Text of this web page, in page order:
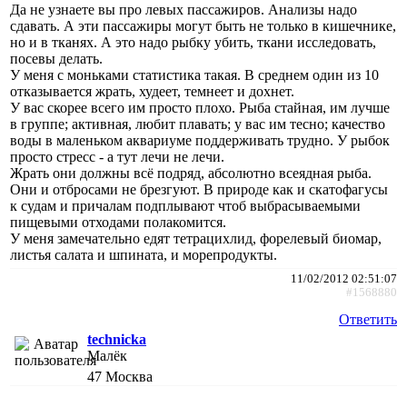
Да не узнаете вы про левых пассажиров. Анализы надо
сдавать. А эти пассажиры могут быть не только в кишечнике,
но и в тканях. А это надо рыбку убить, ткани исследовать,
посевы делать.
У меня с моньками статистика такая. В среднем один из 10
отказывается жрать, худеет, темнеет и дохнет.
У вас скорее всего им просто плохо. Рыба стайная, им лучше
в группе; активная, любит плавать; у вас им тесно; качество
воды в маленьком аквариуме поддерживать трудно. У рыбок
просто стресс - а тут лечи не лечи.
Жрать они должны всё подряд, абсолютно всеядная рыба.
Они и отбросами не брезгуют. В природе как и скатофагусы
к судам и причалам подплывают чтоб выбрасываемыми
пищевыми отходами полакомится.
У меня замечательно едят тетрацихлид, форелевый биомар,
листья салата и шпината, и морепродукты.
11/02/2012 02:51:07
#1568880
Ответить
technicka
Малёк
47 Москва